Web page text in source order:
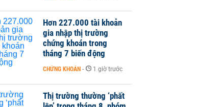
Hơn 227.000 tài khoản
gia nhập thị trường
chứng khoán trong
tháng 7 biến động
CHỨNG KHOÁN - 1 giờ trước
Thị trường thường ‘phất